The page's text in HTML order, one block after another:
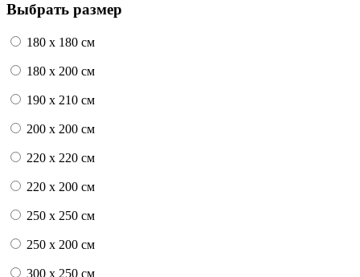
Выбрать размер
180 x 180 см
180 x 200 см
190 x 210 см
200 x 200 см
220 x 220 см
220 x 200 см
250 x 250 см
250 x 200 см
300 x 250 см